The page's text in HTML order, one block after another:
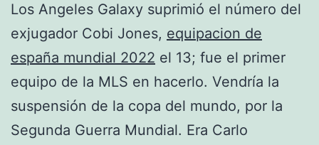
Los Angeles Galaxy suprimió el número del
exjugador Cobi Jones, equipacion de
españa mundial 2022 el 13; fue el primer
equipo de la MLS en hacerlo. Vendría la
suspensión de la copa del mundo, por la
Segunda Guerra Mundial. Era Carlo